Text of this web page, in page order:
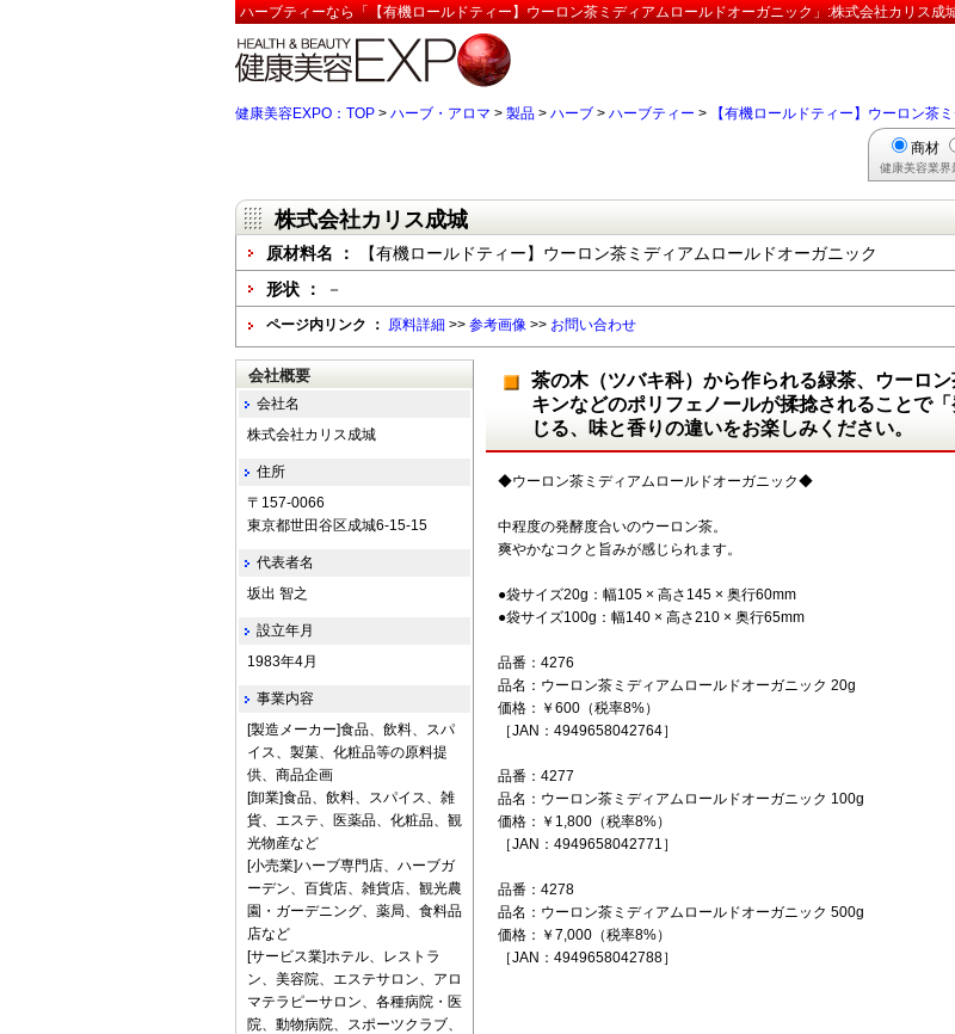
ハーブティーなら「【有機ロールドティー】ウーロン茶ミディアムロールドオーガニック」:株式会社カリス成
健康美容EXPO：TOP > ハーブ・アロマ > 製品 > ハーブ > ハーブティー > 【有機ロールドティー】ウーロン茶
商材
健康美容業界
株式会社カリス成城
原材料名 ：
【有機ロールドティー】ウーロン茶ミディアムロールドオーガニック
形状 ：
－
ページ内リンク ： 原料詳細 >> 参考画像 >> お問い合わせ
茶の木（ツバキ科）から作られる緑茶、ウーロ
キンなどのポリフェノールが揉捻されることで
じる、味と香りの違いをお楽しみください。
◆ウーロン茶ミディアムロールドオーガニック◆
中程度の発酵度合いのウーロン茶。
爽やかなコクと旨みが感じられます。
●袋サイズ20g：幅105 × 高さ145 × 奥行60mm
●袋サイズ100g：幅140 × 高さ210 × 奥行65mm
品番：4276
品名：ウーロン茶ミディアムロールドオーガニック 20g
価格：￥600（税率8%）
［JAN：4949658042764］
品番：4277
品名：ウーロン茶ミディアムロールドオーガニック 100g
価格：￥1,800（税率8%）
［JAN：4949658042771］
品番：4278
品名：ウーロン茶ミディアムロールドオーガニック 500g
価格：￥7,000（税率8%）
［JAN：4949658042788］
会社概要
会社名
株式会社カリス成城
住所
〒157-0066
東京都世田谷区成城6-15-15
代表者名
坂出 智之
設立年月
1983年4月
事業内容
[製造メーカー]食品、飲料、スパ
イス、製菓、化粧品等の原料提
供、商品企画
[卸業]食品、飲料、スパイス、雑
貨、エステ、医薬品、化粧品、観
光物産など
[小売業]ハーブ専門店、ハーブガ
ーデン、百貨店、雑貨店、観光農
園・ガーデニング、薬局、食料品
店など
[サービス業]ホテル、レストラ
ン、美容院、エステサロン、アロ
マテラピーサロン、各種病院・医
院、動物病院、スポーツクラブ、